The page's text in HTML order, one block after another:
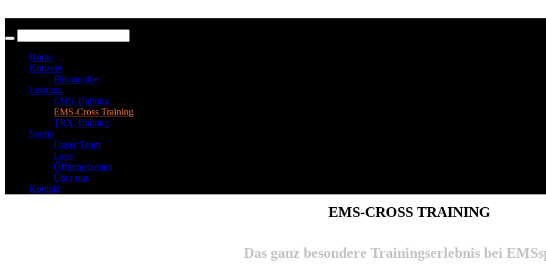
Home
Konzept
Philosophie
Leistung
EMS-Training
EMS-Cross Training
TRX-Training
Studio
Unser Team
Lage
Öffnungszeiten
Über uns
Kontakt
EMS-CROSS TRAINING
Das ganz besondere Trainingserlebnis bei